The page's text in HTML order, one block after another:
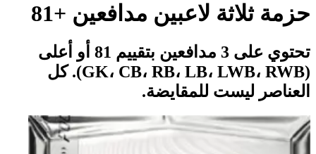
حزمة ثلاثة لاعبين مدافعين +81
تحتوي على 3 مدافعين بتقييم 81 أو أعلى
(GK، CB، RB، LB، LWB، RWB). كل
العناصر ليست للمقايضة.